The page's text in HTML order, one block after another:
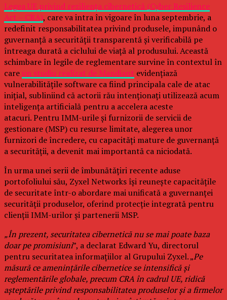
Legea UE privind reziliența cibernetică (Cyber Resilience
Act – CRA), care va intra în vigoare în luna septembrie, a
redefinit responsabilitatea privind produsele, impunând o
guvernanță a securității transparentă și verificabilă pe
întreaga durată a ciclului de viață al produsului. Această
schimbare în legile de reglementare survine în contextul în
careun studiu realizat de Mandiant evidențiază
vulnerabilitățile software ca fiind principala cale de atac
inițial, subliniind că actorii rău intenționați utilizează acum
inteligența artificială pentru a accelera aceste
atacuri. Pentru IMM-urile și furnizorii de servicii de
gestionare (MSP) cu resurse limitate, alegerea unor
furnizori de încredere, cu capacități mature de guvernanță
a securității, a devenit mai importantă ca niciodată.
În urma unei serii de îmbunătățiri recente aduse
portofoliului său, Zyxel Networks își reunește capacitățile
de securitate într-o abordare mai unificată a guvernanței
securității produselor, oferind protecție integrată pentru
clienții IMM-urilor și partenerii MSP.
„În prezent, securitatea cibernetică nu se mai poate baza
doar pe promisiuni”, a declarat Edward Yu, directorul
pentru securitatea informațiilor al Grupului Zyxel. „Pe
măsură ce amenințările cibernetice se intensifică și
reglementările globale, precum CRA în cadrul UE, ridică
așteptările privind responsabilitatea produselor și a firmelor